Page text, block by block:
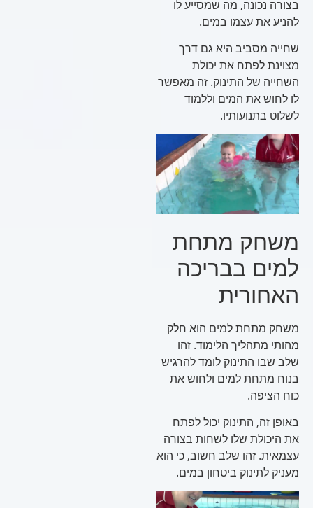
בצורה נכונה, מה שמסייע לו
להניע את עצמו במים.
שחייה מסביב היא גם דרך
מצוינת לפתח את יכולת
השחייה של התינוק. זה מאפשר
לו לחוש את המים וללמוד
לשלוט בתנועותיו.
משחק מתחת
למים בבריכה
האחורית
משחק מתחת למים הוא חלק
מהותי מתהליך הלימוד. זהו
שלב שבו התינוק לומד להרגיש
בנוח מתחת למים ולחוש את
כוח הציפה.
באופן זה, התינוק יכול לפתח
את היכולת שלו לשחות בצורה
עצמאית. זהו שלב חשוב, כי הוא
מעניק לתינוק ביטחון במים.